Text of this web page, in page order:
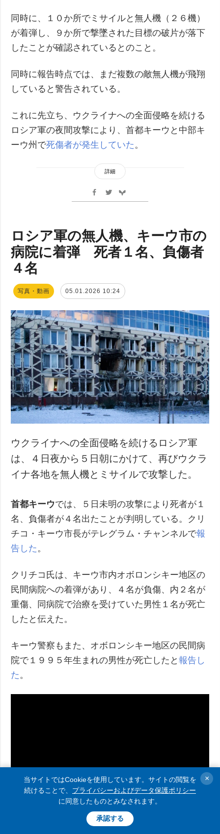
同時に、１０か所でミサイルと無人機（２６機）
が着弾し、９か所で撃墜された目標の破片が落下
したことが確認されているとのこと。
同時に報告時点では、まだ複数の敵無人機が飛翔
していると警告されている。
これに先立ち、ウクライナへの全面侵略を続ける
ロシア軍の夜間攻撃により、首都キーウと中部キ
ーウ州で死傷者が発生していた。
詳細
ロシア軍の無人機、キーウ市の
病院に着弾 死者１名、負傷者
４名
写真・動画 05.01.2026 10:24
ウクライナへの全面侵略を続けるロシア軍
は、４日夜から５日朝にかけて、再びウクラ
イナ各地を無人機とミサイルで攻撃した。
首都キーウでは、５日未明の攻撃により死者が１
名、負傷者が４名出たことが判明している。クリ
チコ・キーウ市長がテレグラム・チャンネルで報
告した 。
クリチコ氏は、キーウ市内オボロンシキー地区の
民間病院への着弾があり、４名が負傷、内２名が
重傷、同病院で治療を受けていた男性１名が死亡
したと伝えた。
キーウ警察もまた、オボロンシキー地区の民間病
院で１９９５年生まれの男性が死亡したと報告し
た 。
当サイトではCookieを使用しています。サイトの閲覧を
続けることで、 プライバシーおよびデータ保護ポリシー
に同意したものとみなされます。
承認する
×